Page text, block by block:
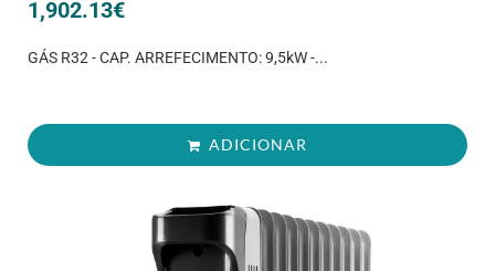
1,902.13€
GÁS R32 - CAP. ARREFECIMENTO: 9,5kW -...
ADICIONAR